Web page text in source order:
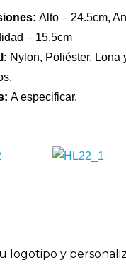
Alto – 24.5cm,
– 15.5cm
Nylon, Poliéster, Lona
A especificar.
logotipo y